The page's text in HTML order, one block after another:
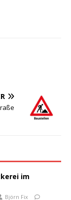
im
Björn Fix